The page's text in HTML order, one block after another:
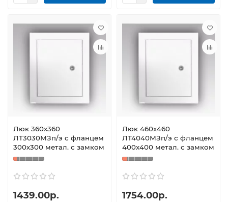
Люк 360х360
ЛТ3030МЗп/э с фланцем
300х300 метал. с замком
1439.00р.
Люк 460х460
ЛТ4040МЗп/э с фланцем
400х400 метал. с замком
1754.00р.